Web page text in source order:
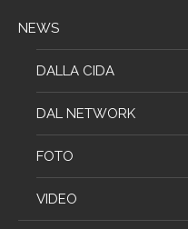
NEWS
DALLA CIDA
DAL NETWORK
FOTO
VIDEO